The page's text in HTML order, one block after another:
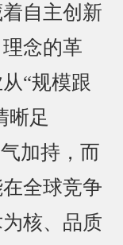
自主创新
念的革
“规模跟
晰足
加持，而
全球竞争
核、品质